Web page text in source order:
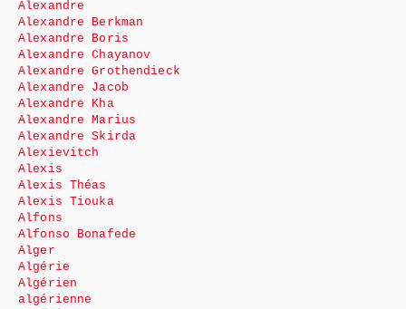
Alexandre
Alexandre Berkman
Alexandre Boris
Alexandre Chayanov
Alexandre Grothendieck
Alexandre Jacob
Alexandre Kha
Alexandre Marius
Alexandre Skirda
Alexievitch
Alexis
Alexis Théas
Alexis Tiouka
Alfons
Alfonso Bonafede
Alger
Algérie
Algérien
algérienne